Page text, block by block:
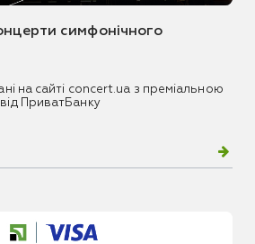
симфонічного
на сайті concert.ua з преміальною
ПриватБанку